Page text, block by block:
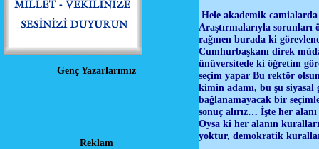
Genç Yazarlarımız
Reklam
Hele akademik
Araştırmalarıyla
rağmen burada ki
Cumhurbaşkanı direk
ünüversitede ki öğretim
seçim yapar Bu rektör
kimin adamı, bu şu
bağlanamayacak bir
sonuç alırız… İşte her
Oysa ki her alanın
yoktur, demokratik